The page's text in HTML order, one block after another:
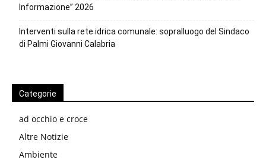
Informazione” 2026
Interventi sulla rete idrica comunale: sopralluogo del Sindaco
di Palmi Giovanni Calabria
Categorie
ad occhio e croce
Altre Notizie
Ambiente